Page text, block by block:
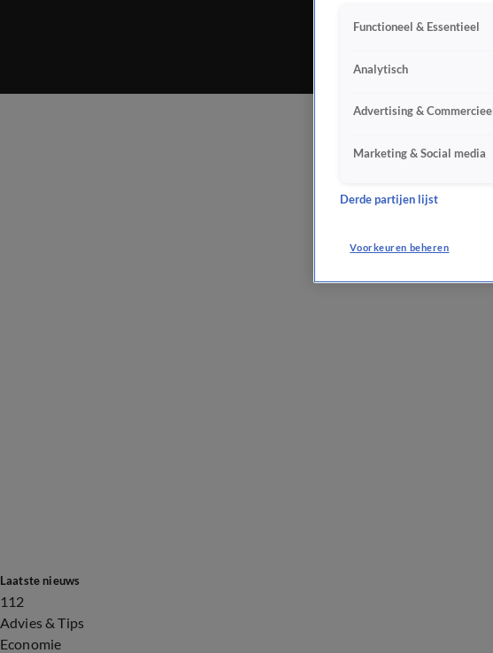
Laatste nieuws
112
Advies & Tips
Economie
Functioneel & Essentieel
Analytisch
Advertising & Commercieel
Marketing & Social media
Derde partijen lijst
Voorkeuren beheren